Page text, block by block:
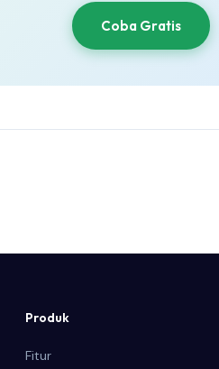
Coba Gratis
Produk
Fitur